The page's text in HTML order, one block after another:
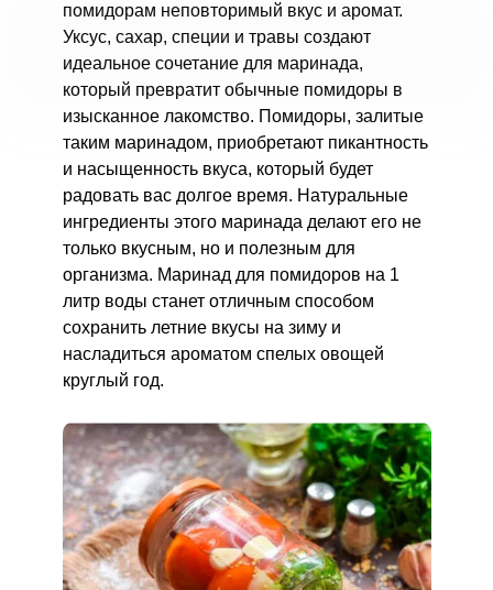
помидорам неповторимый вкус и аромат.
Уксус, сахар, специи и травы создают
идеальное сочетание для маринада,
который превратит обычные помидоры в
изысканное лакомство. Помидоры, залитые
таким маринадом, приобретают пикантность
и насыщенность вкуса, который будет
радовать вас долгое время. Натуральные
ингредиенты этого маринада делают его не
только вкусным, но и полезным для
организма. Маринад для помидоров на 1
литр воды станет отличным способом
сохранить летние вкусы на зиму и
насладиться ароматом спелых овощей
круглый год.